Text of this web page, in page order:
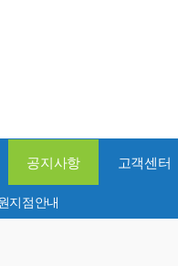
공지사항 고객센터
지점안내